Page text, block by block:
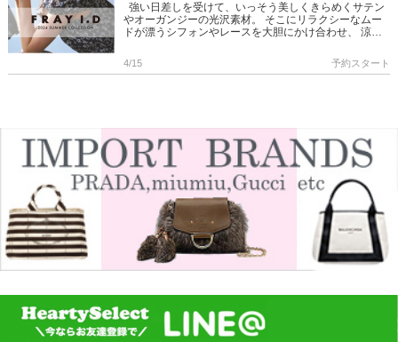
強い日差しを受けて、いっそう美しくきらめくサテン
やオーガンジーの光沢素材。 そこにリラクシーなムー
ドが漂うシフォンやレースを大胆にかけ合わせ、 涼や
FRAY I […]
4/15 予約スタート